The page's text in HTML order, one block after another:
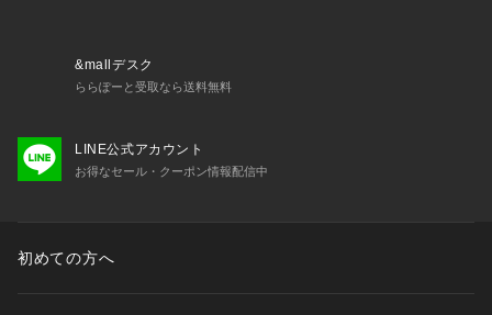
&mallデスク
ららぽーと受取なら送料無料
LINE公式アカウント
お得なセール・クーポン情報配信中
初めての方へ